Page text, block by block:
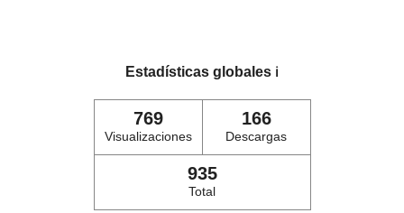
Estadísticas globales ℹ️
769
Visualizaciones
166
Descargas
935
Total